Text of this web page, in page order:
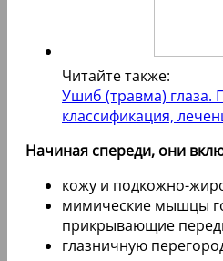
Читайте также:
Ушиб (травма) глаза.
классификация,
Начиная спереди, они
кожу и подкожно-
мимические мышцы
прикрывающие
глазничную